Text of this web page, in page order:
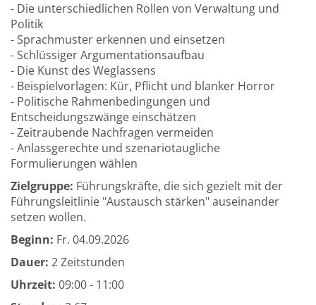
- Die unterschiedlichen Rollen von Verwaltung und
Politik
- Sprachmuster erkennen und einsetzen
- Schlüssiger Argumentationsaufbau
- Die Kunst des Weglassens
- Beispielvorlagen: Kür, Pflicht und blanker Horror
- Politische Rahmenbedingungen und
Entscheidungszwänge einschätzen
- Zeitraubende Nachfragen vermeiden
- Anlassgerechte und szenariotaugliche
Formulierungen wählen
Zielgruppe: Führungskräfte, die sich gezielt mit der
Führungsleitlinie "Austausch stärken" auseinander
setzen wollen.
Beginn: Fr. 04.09.2026
Dauer: 2 Zeitstunden
Uhrzeit: 09:00 - 11:00